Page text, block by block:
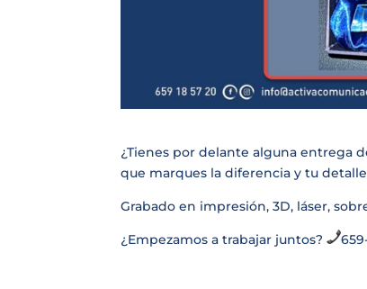
¿Tienes por delante alguna entrega
que marques la diferencia y tu
Grabado en impresión, 3D, láser,
¿Empezamos a trabajar juntos?